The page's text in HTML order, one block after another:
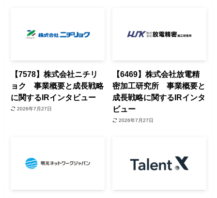
【7578】株式会社ニチリ
ョク 事業概要と成長戦略
に関するIRインタビュー
2026年7月27日
【6469】株式会社放電精
密加工研究所 事業概要と
成長戦略に関するIRインタ
ビュー
2026年7月27日